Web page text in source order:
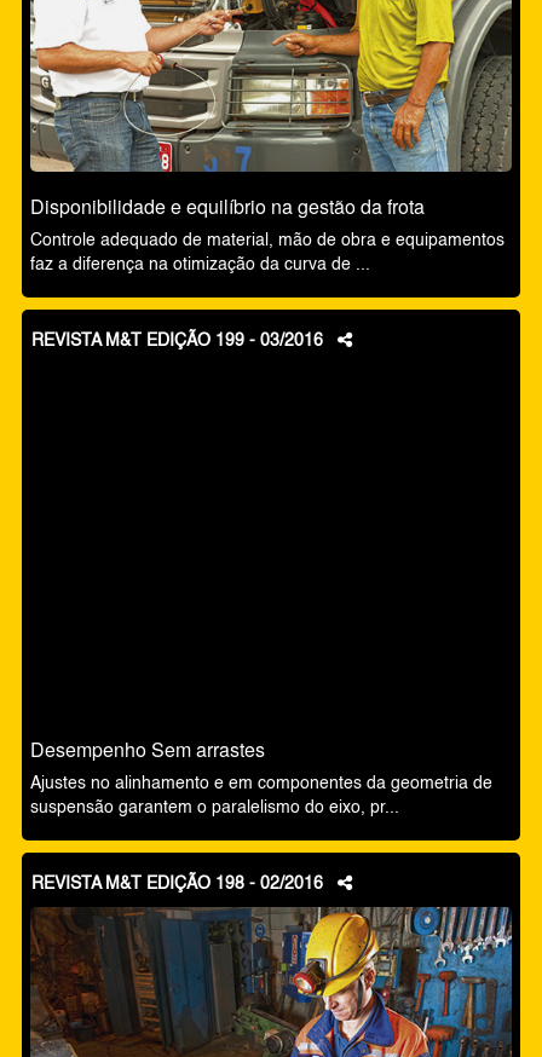
Disponibilidade e equilíbrio na gestão da frota
Controle adequado de material, mão de obra e equipamentos
faz a diferença na otimização da curva de ...
REVISTA M&T EDIÇÃO 199 - 03/2016
Desempenho Sem arrastes
Ajustes no alinhamento e em componentes da geometria de
suspensão garantem o paralelismo do eixo, pr...
REVISTA M&T EDIÇÃO 198 - 02/2016